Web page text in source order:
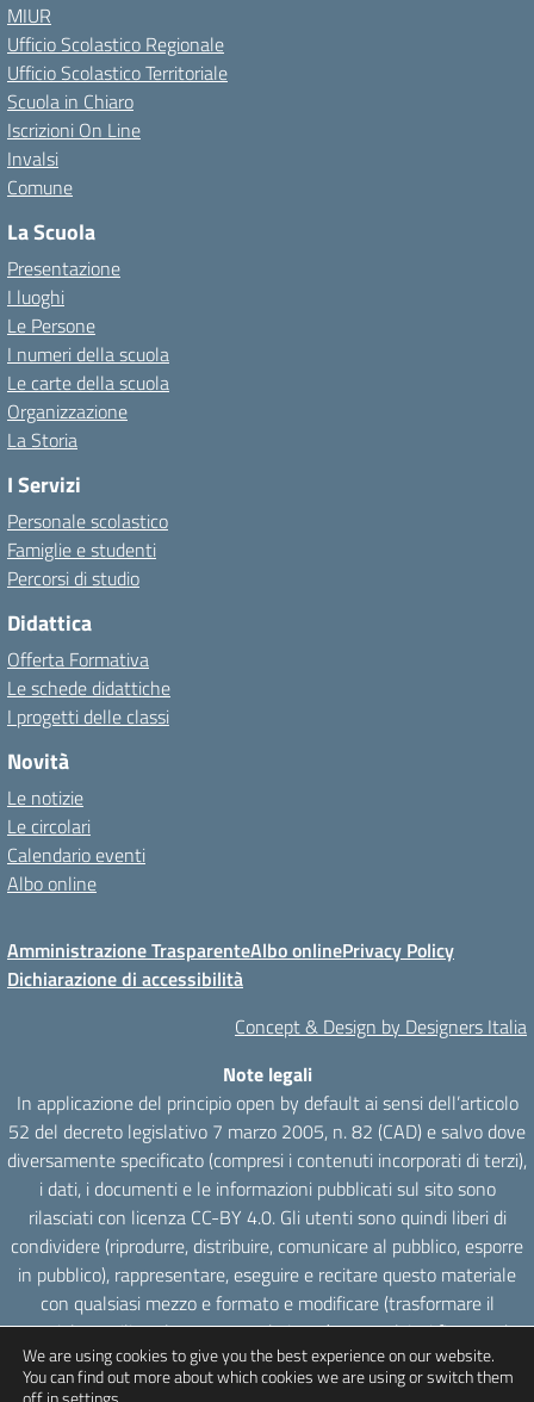
MIUR
Ufficio Scolastico Regionale
Ufficio Scolastico Territoriale
Scuola in Chiaro
Iscrizioni On Line
Invalsi
Comune
La Scuola
Presentazione
I luoghi
Le Persone
I numeri della scuola
Le carte della scuola
Organizzazione
La Storia
I Servizi
Personale scolastico
Famiglie e studenti
Percorsi di studio
Didattica
Offerta Formativa
Le schede didattiche
I progetti delle classi
Novità
Le notizie
Le circolari
Calendario eventi
Albo online
Amministrazione TrasparenteAlbo onlinePrivacy Policy
Dichiarazione di accessibilità
Concept & Design by Designers Italia
Note legali
In applicazione del principio open by default ai sensi dell’articolo
52 del decreto legislativo 7 marzo 2005, n. 82 (CAD) e salvo dove
diversamente specificato (compresi i contenuti incorporati di terzi),
i dati, i documenti e le informazioni pubblicati sul sito sono
rilasciati con licenza CC-BY 4.0. Gli utenti sono quindi liberi di
condividere (riprodurre, distribuire, comunicare al pubblico, esporre
in pubblico), rappresentare, eseguire e recitare questo materiale
con qualsiasi mezzo e formato e modificare (trasformare il
materiale e utilizzarlo per opere derivate) per qualsiasi fine, anche
commerciale con il solo onere di attribuzione, senza apporre
restrizioni aggiuntive.
We are using cookies to give you the best experience on our website.
You can find out more about which cookies we are using or switch them